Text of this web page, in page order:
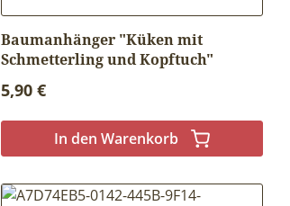
Baumanhänger "Küken mit
Schmetterling und Kopftuch"
Regulärer Preis:
5,90 €
In den Warenkorb